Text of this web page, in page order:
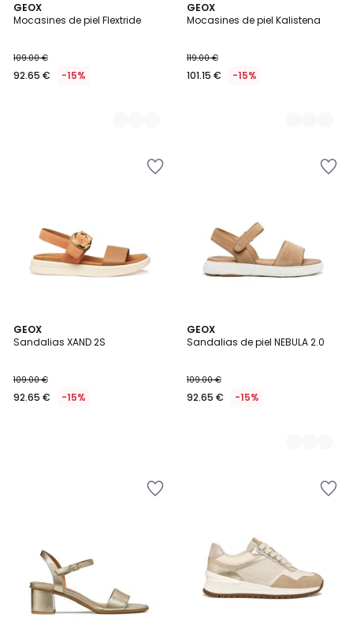
GEOX
Mocasines de piel Flextride
109.00 €
92.65 € -15%
2
Colores
GEOX
Mocasines de piel Kalistena
119.00 €
101.15 € -15%
2
Colores
GEOX
Sandalias XAND 2S
109.00 €
92.65 € -15%
GEOX
Sandalias de piel NEBULA 2.0
109.00 €
92.65 € -15%
2
Colores